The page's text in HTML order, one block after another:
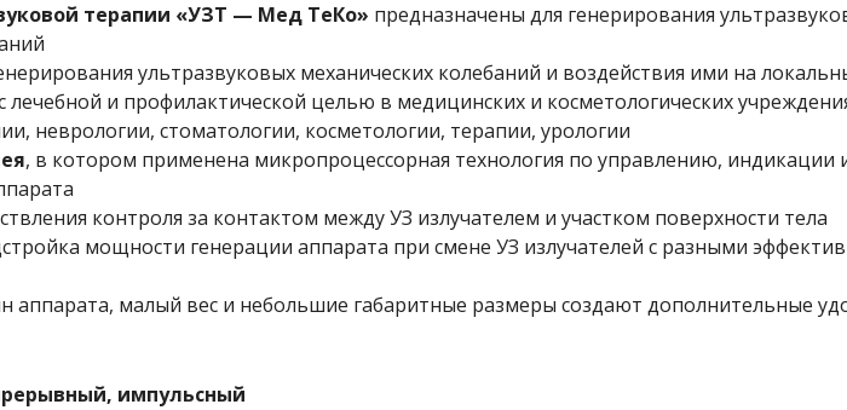
терапии «УЗТ — Мед ТеКо» предназначены для генерирования
ультразвуковых механических колебаний и воздействия ими на
лечебной и профилактической целью в медицинских и косметологических
неврологии, стоматологии, косметологии, терапии, урологии
, в котором применена микропроцессорная технология по управлению, индикации
контроля за контактом между УЗ излучателем и участком поверхности тела
мощности генерации аппарата при смене УЗ излучателей с разными
аппарата, малый вес и небольшие габаритные размеры создают дополнительные
импульсный